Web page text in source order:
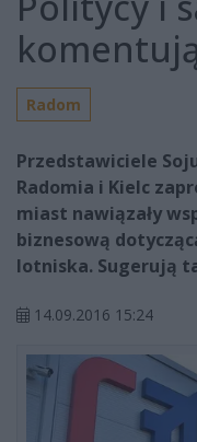
Radom
Przedstawiciele
Radomia i Kielc
miast nawiązały
biznesową
lotniska. Sugerują
14.09.2016 15:24